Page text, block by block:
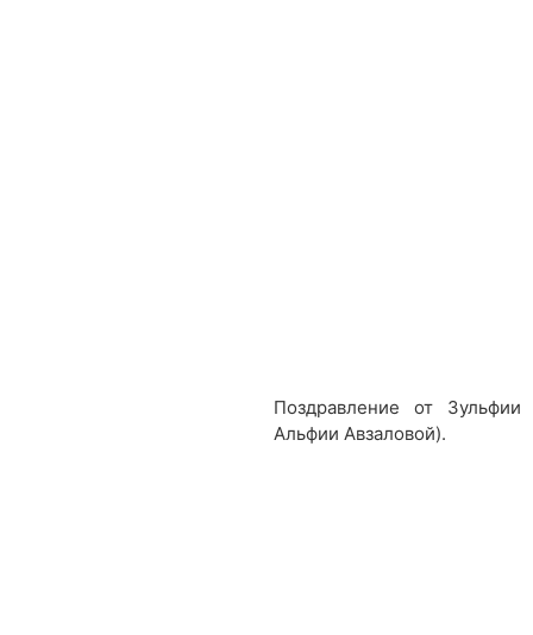
Поздравление от
Альфии Авзаловой).